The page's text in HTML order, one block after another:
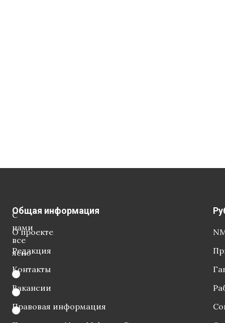
С
нами
все
ясно
Общая информация
О проекте
Редакция
Контакты
Вакансии
Правовая информация